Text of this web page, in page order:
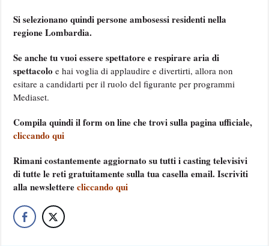
Si selezionano quindi persone ambosessi residenti nella
regione Lombardia.
Se anche tu vuoi essere spettatore e respirare aria di
spettacolo e hai voglia di applaudire e divertirti, allora non
esitare a candidarti per il ruolo del figurante per programmi
Mediaset.
Compila quindi il form on line che trovi sulla pagina ufficiale,
cliccando qui
Rimani costantemente aggiornato su tutti i casting televisivi
di tutte le reti gratuitamente sulla tua casella email. Iscriviti
alla newsletterecliccando qui